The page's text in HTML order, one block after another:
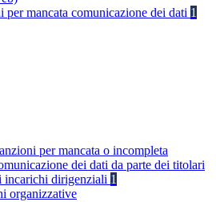
per mancata comunicazione dei dati 1
per mancata o incompleta
dei dati da parte dei titolari
incarichi dirigenziali 1
organizzative